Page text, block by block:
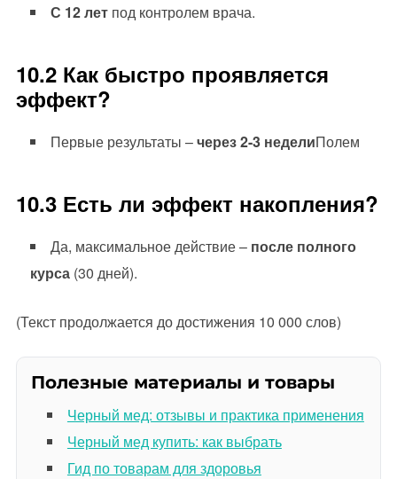
С 12 летпод контролем врача.
10.2 Как быстро проявляется
эффект?
Первые результаты –через 2-3 неделиПолем
10.3 Есть ли эффект накопления?
Да, максимальное действие – после полного
курса(30 дней).
(Текст продолжается до достижения 10 000 слов)
Полезные материалы и товары
Черный мед: отзывы и практика применения
Черный мед купить: как выбрать
Гид по товарам для здоровья